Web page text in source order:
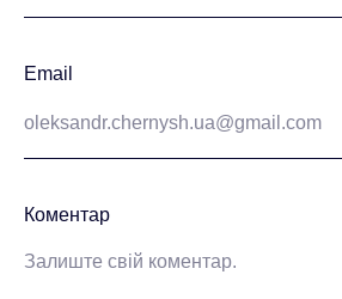
Email
Коментар